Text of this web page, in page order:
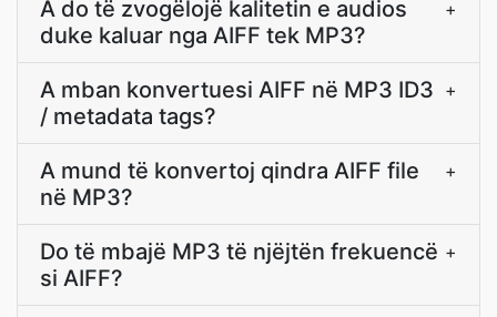
A do të zvogëlojë kalitetin e audios
duke kaluar nga AIFF tek MP3?
+
A mban konvertuesi AIFF në MP3 ID3
/ metadata tags?
+
A mund të konvertoj qindra AIFF file
në MP3?
+
Do të mbajë MP3 të njëjtën frekuencë
si AIFF?
+